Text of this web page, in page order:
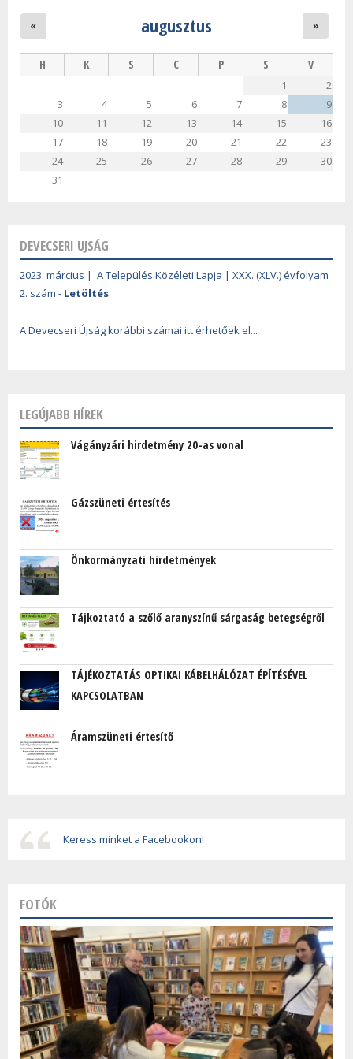
augusztus
« »
H K S C P S V
1
2
3
4 5 6 7 8
9
10
11 12 13 14 15
16
17
18 19 20 21 22
23
24
25 26 27 28 29
30
31
DEVECSERI UJSÁG
2023. március | A Település Közéleti Lapja | XXX. (XLV.) évfolyam
2. szám - Letöltés
A Devecseri Újság korábbi számai itt érhetőek el...
LEGÚJABB HÍREK
Vágányzári hirdetmény 20-as vonal
Gázszüneti értesítés
Önkormányzati hirdetmények
Tájkoztató a szőlő aranyszínű sárgaság betegségről
TÁJÉKOZTATÁS OPTIKAI KÁBELHÁLÓZAT ÉPÍTÉSÉVEL
KAPCSOLATBAN
Áramszüneti értesítő
Keress minket a Facebookon!
FOTÓK